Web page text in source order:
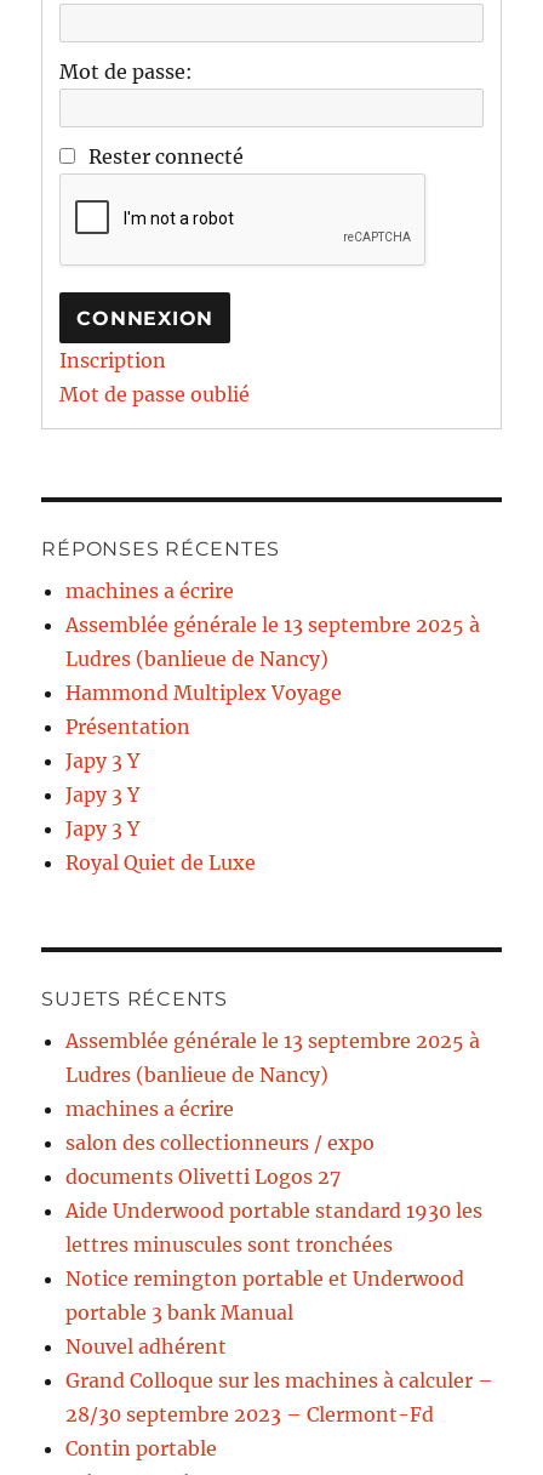
Mot de passe:
Rester connecté
CONNEXION
Inscription
Mot de passe oublié
RÉPONSES RÉCENTES
machines a écrire
Assemblée générale le 13 septembre 2025 à
Ludres (banlieue de Nancy)
Hammond Multiplex Voyage
Présentation
Japy 3 Y
Japy 3 Y
Japy 3 Y
Royal Quiet de Luxe
SUJETS RÉCENTS
Assemblée générale le 13 septembre 2025 à
Ludres (banlieue de Nancy)
machines a écrire
salon des collectionneurs / expo
documents Olivetti Logos 27
Aide Underwood portable standard 1930 les
lettres minuscules sont tronchées
Notice remington portable et Underwood
portable 3 bank Manual
Nouvel adhérent
Grand Colloque sur les machines à calculer –
28/30 septembre 2023 – Clermont-Fd
Contin portable